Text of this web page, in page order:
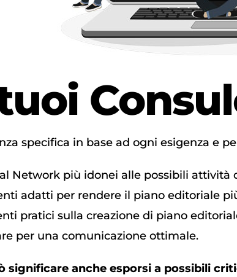
specifica in base ad ogni esigenza e
Network più idonei alle possibili attività
adatti per rendere il piano editoriale
pratici sulla creazione di piano
per una comunicazione ottimale.
significare anche esporsi a possibili